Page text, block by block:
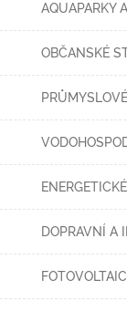
AQUAPARKY
OBČANSKÉ
DOPRAVNÍ A